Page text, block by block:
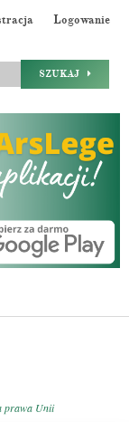
Logowanie
SZUKAJ
prawa Unii